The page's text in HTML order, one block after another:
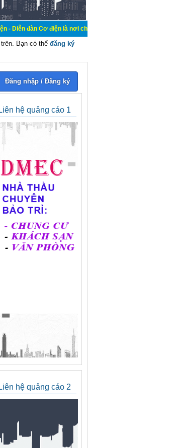
Cơ điện là nơi chia sẽ kiến thức kinh nghiệm trong lãnh
Bạn có thể đăng ký
Đăng nhập / Đăng ký
Liên hệ quảng cáo 1
Liên hệ quảng cáo 2